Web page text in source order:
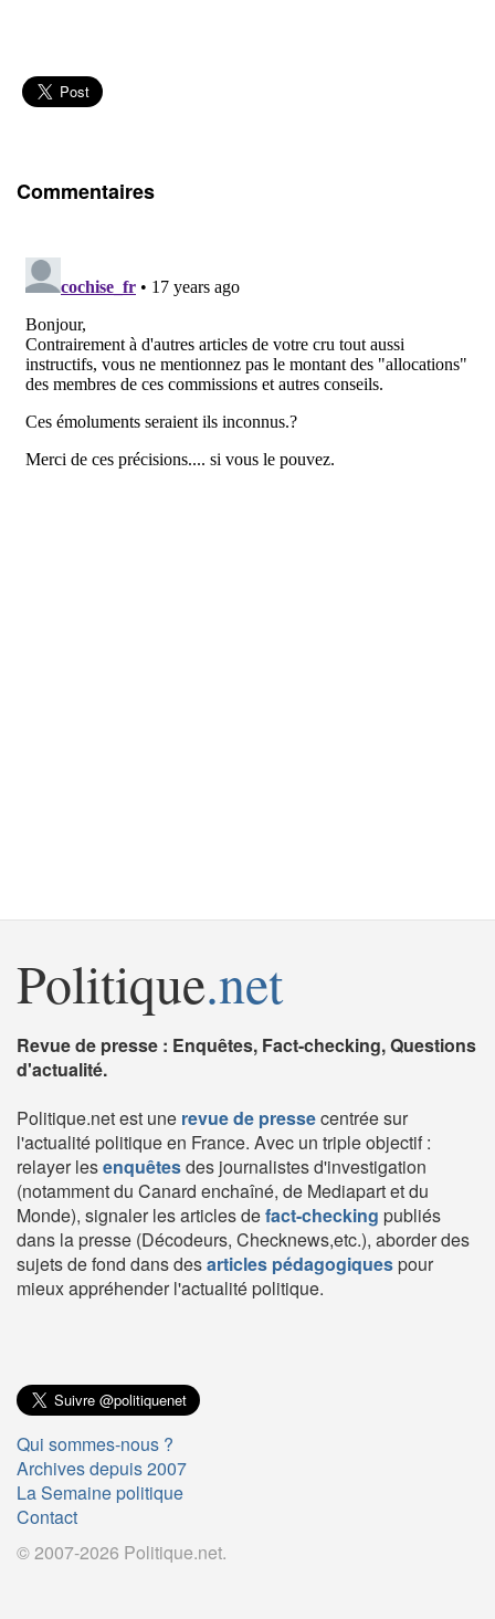
Commentaires
Politique.net
Revue de presse : Enquêtes, Fact-checking, Questions
d'actualité.
Politique.net est une revue de pressecentrée sur
l'actualité politique en France. Avec un triple objectif :
relayer lesenquêtesdes journalistes d'investigation
(notamment du Canard enchaîné, de Mediapart et du
Monde), signaler les articles defact-checking publiés
dans la presse (Décodeurs, Checknews,etc.), aborder des
sujets de fond dans desarticles pédagogiquespour
mieux appréhender l'actualité politique.
Qui sommes-nous ?
Archives depuis 2007
La Semaine politique
Contact
© 2007-2026 Politique.net.